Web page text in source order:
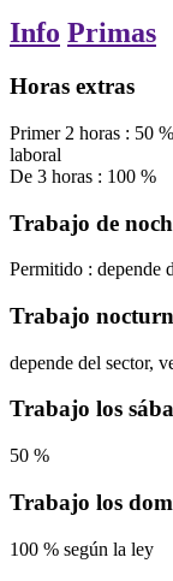
Info Primas
Horas extras
Primer 2 horas : 50 %
laboral
De 3 horas : 100 %
Trabajo de
Permitido : depende
Trabajo
depende del sector,
Trabajo los
50 %
Trabajo los
100 % según la ley